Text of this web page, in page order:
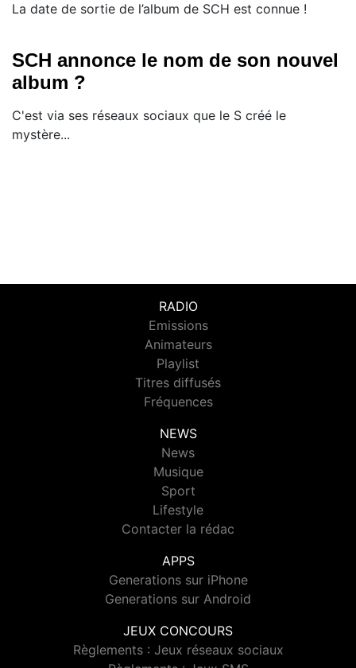
​La date de sortie de l’album de SCH est connue !
SCH annonce le nom de son nouvel
album ?
C'est via ses réseaux sociaux que le S créé le
mystère...
RADIO
Emissions
Animateurs
Playlist
Titres diffusés
Fréquences
NEWS
News
Musique
Sport
Lifestyle
Contacter la rédac
APPS
Generations sur iPhone
Generations sur Android
JEUX CONCOURS
Règlements : Jeux réseaux sociaux